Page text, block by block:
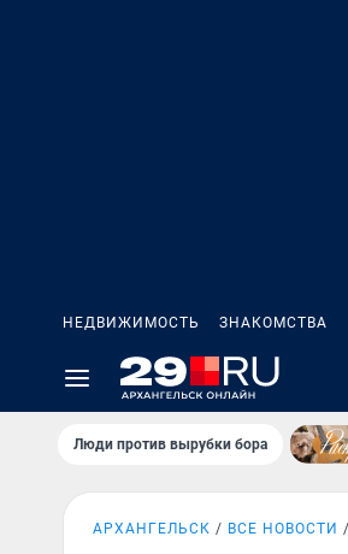
НЕДВИЖИМОСТЬ ЗНАКОМСТВА
Люди против вырубки бора
АРХАНГЕЛЬСК ВСЕ НОВОСТИ